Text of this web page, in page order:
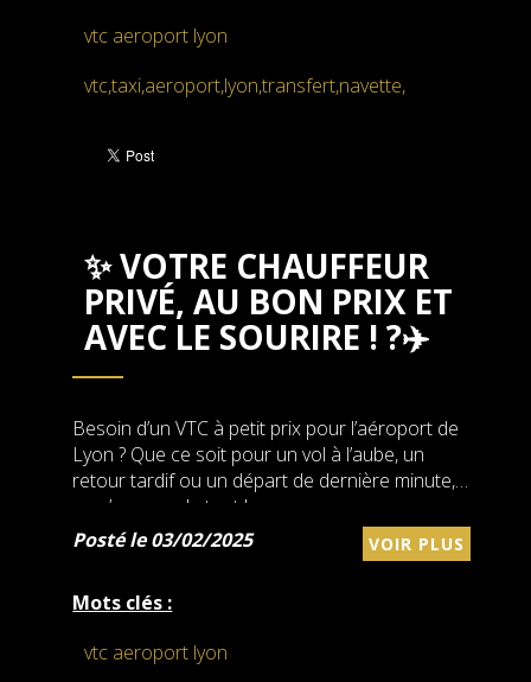
vtc aeroport lyon
vtc,taxi,aeroport,lyon,transfert,navette,
✨ VOTRE CHAUFFEUR
PRIVÉ, AU BON PRIX ET
AVEC LE SOURIRE ! ?✈️
Besoin d’un VTC à petit prix pour l’aéroport de
Lyon ? Que ce soit pour un vol à l’aube, un
retour tardif ou un départ de dernière minute,
on s’occupe de tout !
Posté le 03/02/2025
VOIR PLUS
Mots clés :
vtc aeroport lyon